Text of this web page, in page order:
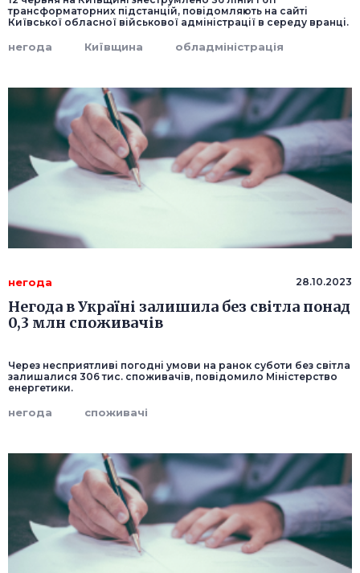
трансформаторних підстанцій, повідомляють на сайті
Київської обласної військової адміністрації в середу вранці.
негода Київщина обладміністрація
негода 28.10.2023
Негода в Україні залишила без світла понад
0,3 млн споживачів
Через несприятливі погодні умови на ранок суботи без світла
залишалися 306 тис. споживачів, повідомило Міністерство
енергетики.
негода споживачі